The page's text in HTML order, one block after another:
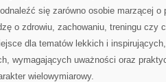
się zarówno osobie marzącej
o zdrowiu, zachowaniu, treningu czy
dla tematów lekkich i
wymagających uważności oraz
wielowymiarowy.